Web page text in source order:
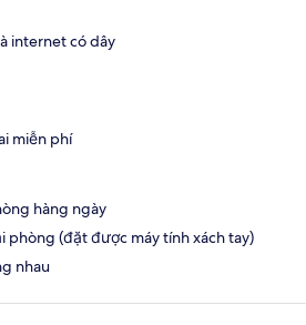
internet có dây
miễn phí
hàng ngày
phòng (đặt được máy tính xách tay)
nhau